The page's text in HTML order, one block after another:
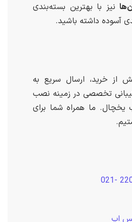
نیز با بهترین بسته‌بندی
آسوده داشته باشید.
از خرید، ارسال سریع به
تخصصی در زمینه نصب
یخچال. ما همراه شما برای
اپ